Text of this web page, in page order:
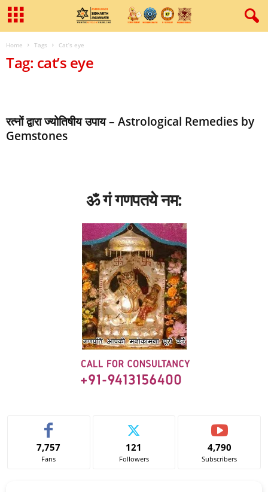
Home Tags Cat’s eye
Tag: cat’s eye
रत्नों द्वारा ज्योतिषीय उपाय – Astrological Remedies by
Gemstones
ॐ गं गणपतये नम:
7,757
Fans
121
Followers
4,790
Subscribers